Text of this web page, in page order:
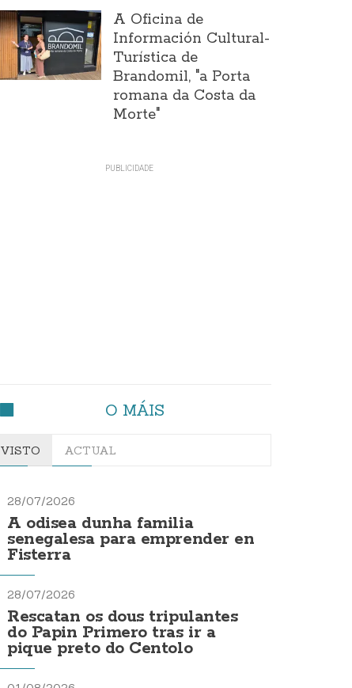
A Oficina de
Información Cultural-
Turística de
Brandomil, "a Porta
romana da Costa da
Morte"
O MÁIS
VISTO ACTUAL
28/07/2026
A odisea dunha familia
senegalesa para emprender en
Fisterra
28/07/2026
Rescatan os dous tripulantes
do Papin Primero tras ir a
pique preto do Centolo